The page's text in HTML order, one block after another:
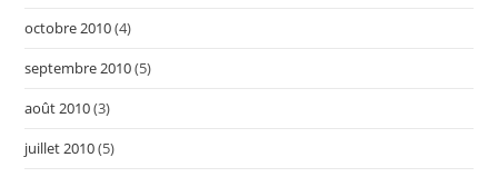
octobre 2010(4)
septembre 2010(5)
août 2010(3)
juillet 2010(5)